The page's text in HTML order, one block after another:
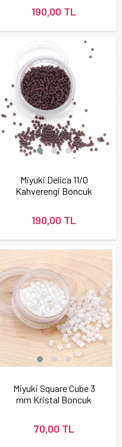
190,00 TL
Miyuki Delica 11/0
Kahverengi Boncuk
190,00 TL
Miyuki Square Cube 3
mm Kristal Boncuk
70,00 TL